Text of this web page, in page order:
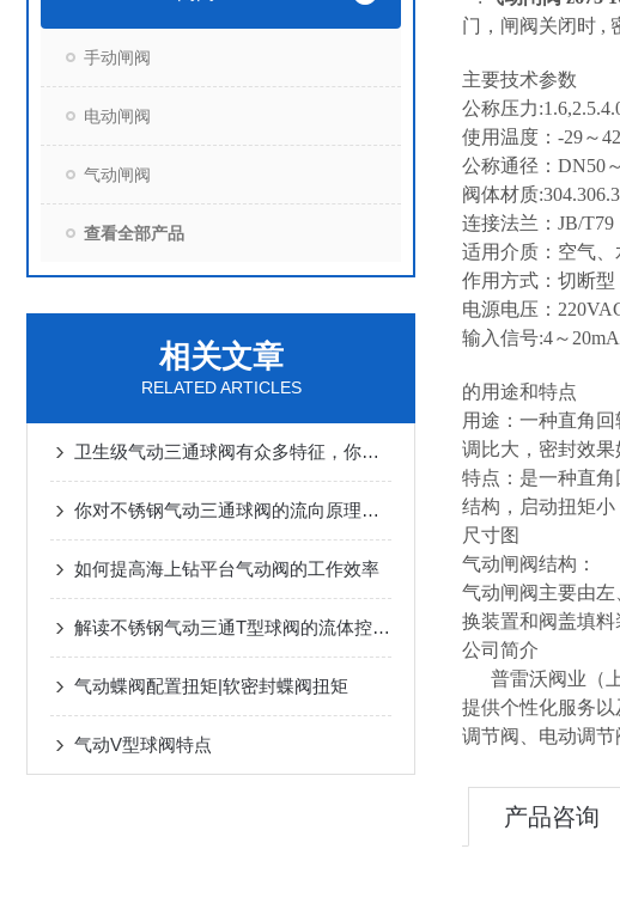
手动闸阀
电动闸阀
气动闸阀
查看全部产品
相关文章
RELATED ARTICLES
卫生级气动三通球阀有众多特征，你是否都知道？
你对不锈钢气动三通球阀的流向原理了解多少？
如何提高海上钻平台气动阀的工作效率
解读不锈钢气动三通T型球阀的流体控制技术
气动蝶阀配置扭矩|软密封蝶阀扭矩
气动V型球阀特点
门，闸阀关闭时 ,
主要技术参数
公称压力
使用温度：-29～
公称通径：DN50
阀体材质
连接法兰：JB/T79
适用介质：空气
作用方式：切断型
电源电压：
输入信号:4～
的用途和特点
用途：一种直角
调比大，密封效
特点：是一种直
结构，启动扭矩
尺寸图
气动闸阀结构：
气动闸阀主要由
换装置和阀盖填料
公司简介
普雷沃阀业（上
提供个性化服务
调节阀、电动调节
产品咨询